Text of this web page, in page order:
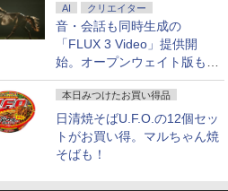
AI クリエイター
音・会話も同時生成の
「FLUX 3 Video」提供開
始。オープンウェイト版も計
画
本日みつけたお買い得品
日清焼そばU.F.O.の12個セッ
トがお買い得。マルちゃん焼
そばも！